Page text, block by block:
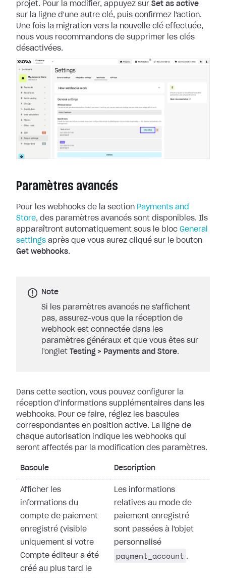
projet. Pour la modifier, appuyez sur Set as active
sur la ligne d'une autre clé, puis confirmez l'action.
Une fois la migration vers la nouvelle clé effectuée,
nous vous recommandons de supprimer les clés
désactivées.
Paramètres avancés
Pour les webhooks de la section Payments and
Store, des paramètres avancés sont disponibles. Ils
apparaîtront automatiquement sous le bloc General
settings après que vous aurez cliqué sur le bouton
Get webhooks.
Note
Si les paramètres avancés ne s'affichent
pas, assurez-vous que la réception de
webhook est connectée dans les
paramètres généraux et que vous êtes sur
l'onglet
Testing > Payments and Store.
Dans cette section, vous pouvez configurer la
réception d'informations supplémentaires dans les
webhooks. Pour ce faire, réglez les bascules
correspondantes en position active. La ligne de
chaque autorisation indique les webhooks qui
seront affectés par la modification des paramètres.
Bascule Description
Afficher les
informations du
compte de paiement
enregistré (visible
uniquement si votre
Compte éditeur a été
créé au plus tard le
Les informations
relatives au mode de
paiement enregistré
sont passées à l'objet
personnalisé
payment_account .